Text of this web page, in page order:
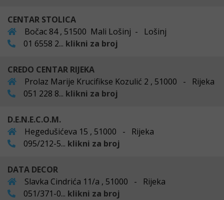
CENTAR STOLICA
Bočac 84 , 51500 Mali Lošinj - Lošinj
01 6558 2... klikni za broj
CREDO CENTAR RIJEKA
Prolaz Marije Krucifikse Kozulić 2 , 51000 - Rijeka
051 228 8... klikni za broj
D.E.N.E.C.O.M.
Hegedušićeva 15 , 51000 - Rijeka
095/212-5... klikni za broj
DATA DECOR
Slavka Cindrića 11/a , 51000 - Rijeka
051/371-0... klikni za broj